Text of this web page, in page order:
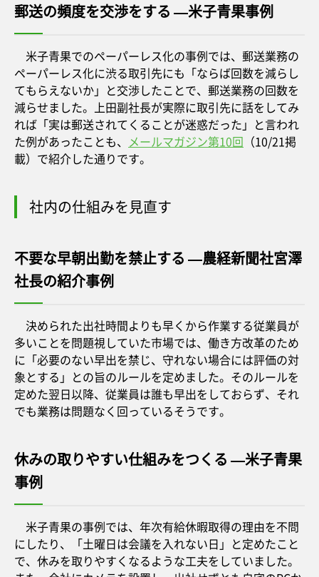
郵送の頻度を交渉をする —米子青果事例
米子青果でのペーパーレス化の事例では、郵送業務の
ペーパーレス化に渋る取引先にも「ならば回数を減らし
てもらえないか」と交渉したことで、郵送業務の回数を
減らせました。上田副社長が実際に取引先に話をしてみ
れば「実は郵送されてくることが迷惑だった」と言われ
た例があったことも、 メールマガジン第10回 （10/21掲
載）で紹介した通りです。
社内の仕組みを見直す
不要な早朝出勤を禁止する —農経新聞社宮澤
社長の紹介事例
決められた出社時間よりも早くから作業する従業員が
多いことを問題視していた市場では、働き方改革のため
に「必要のない早出を禁じ、守れない場合には評価の対
象とする」との旨のルールを定めました。そのルールを
定めた翌日以降、従業員は誰も早出をしておらず、それ
でも業務は問題なく回っているそうです。
休みの取りやすい仕組みをつくる —米子青果
事例
米子青果の事例では、年次有給休暇取得の理由を不問
にしたり、「土曜日は会議を入れない日」と定めたこと
で、休みを取りやすくなるような工夫をしていました。